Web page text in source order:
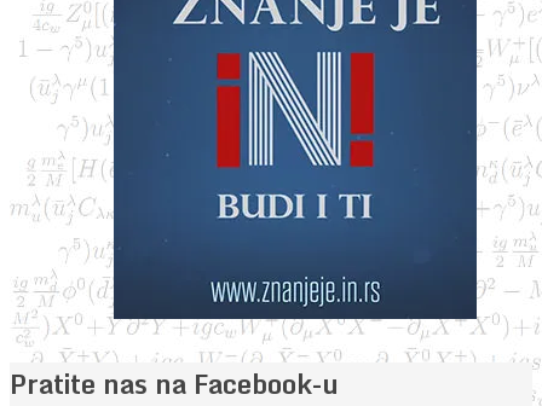
Pratite nas na Facebook-u